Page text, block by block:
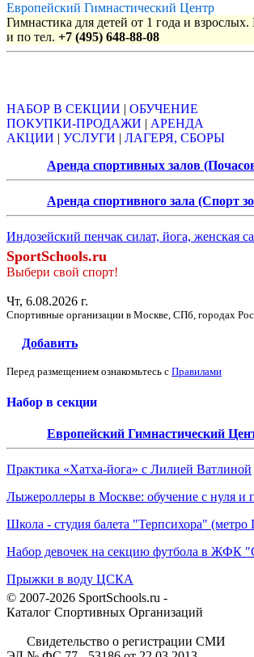
Европейский Гимнастический Центр
Гимнастика для детей от 1 года и
и по тел. +7 (495) 648-88-08
НАБОР В СЕКЦИИ | ОБУЧЕНИЕ
ПОКУПКИ-ПРОДАЖИ | АРЕНДА
АКЦИИ | УСЛУГИ | ЛАГЕРЯ, СБОРЫ
Аренда спортивных залов
Аренда спортивного зала (Спорт
Индозейский пенчак силат, йога, женская
SportSchools.ru
Выбери свой спорт!
Чт, 6.08.2026 г.
Спортивные организации в Москве, СПб, городах
Добавить
Перед размещением ознакомьтесь с Правилами
Набор в секции
Европейский Гимнастический
Практика «Хатха-йога» с Лилией Ватлиной
Лыжероллеры в Москве: обучение с нуля и
Школа - студия балета "Терпсихора" (метро
Набор девочек на секцию футбола в ЖФК
Прыжки в воду ЦСКА
© 2007-2026 SportSchools.ru -
Каталог Спортивных Организаций
Свидетельство о регистрации СМИ